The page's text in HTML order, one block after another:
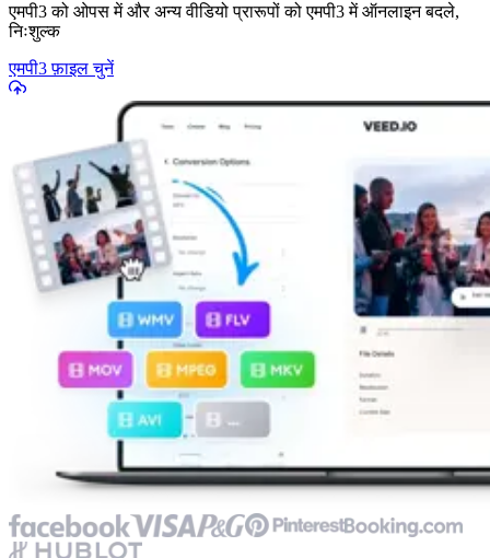
एमपी3 को ओपस में और अन्य वीडियो प्रारूपों को एमपी3 में ऑनलाइन बदले,
निःशुल्क
एमपी3 फ़ाइल चुनें